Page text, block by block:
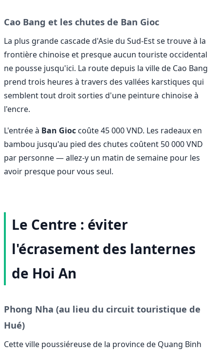
Cao Bang et les chutes de Ban Gioc
La plus grande cascade d'Asie du Sud-Est se trouve à la
frontière chinoise et presque aucun touriste occidental
ne pousse jusqu'ici. La route depuis la ville de Cao Bang
prend trois heures à travers des vallées karstiques qui
semblent tout droit sorties d'une peinture chinoise à
l'encre.
L'entrée à Ban Gioc coûte 45 000 VND. Les radeaux en
bambou jusqu'au pied des chutes coûtent 50 000 VND
par personne — allez-y un matin de semaine pour les
avoir presque pour vous seul.
Le Centre : éviter
l'écrasement des lanternes
de Hoi An
Phong Nha (au lieu du circuit touristique de
Hué)
Cette ville poussiéreuse de la province de Quang Binh